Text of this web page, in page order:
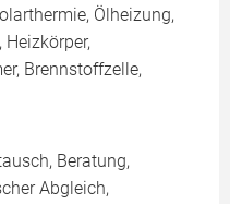
Ölheizung,
Brennstoffzelle,
Beratung,
Abgleich,